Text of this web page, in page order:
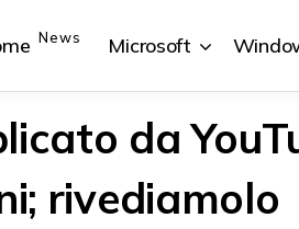
News Microsoft
da
rivediamolo